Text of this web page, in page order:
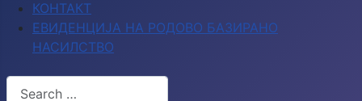
КОНТАКТ
ЕВИДЕНЦИЈА НА РОДОВО БАЗИРАНО
НАСИЛСТВО
Search